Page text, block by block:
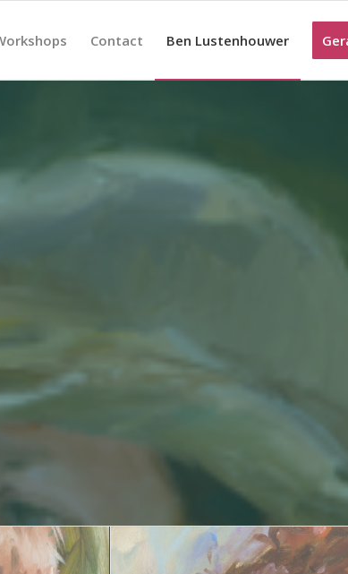
Contact Ben Lustenhouwer